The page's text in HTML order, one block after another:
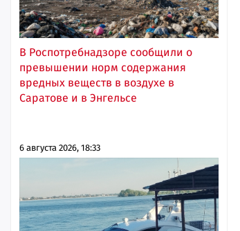
В Роспотребнадзоре сообщили о
превышении норм содержания
вредных веществ в воздухе в
Саратове и в Энгельсе
6 августа 2026, 18:33